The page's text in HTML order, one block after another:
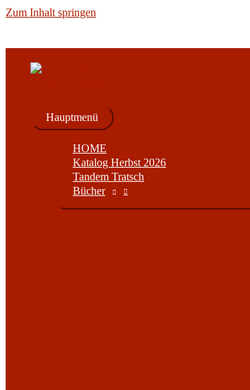
Zum Inhalt springen
Hauptmenü
HOME
Katalog Herbst 2026
Tandem Tratsch
Bücher